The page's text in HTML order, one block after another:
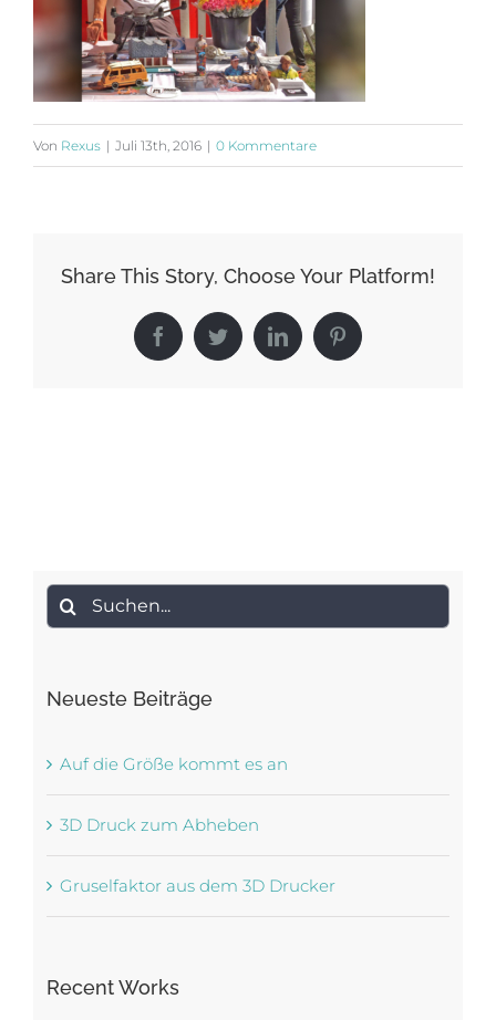
Von Rexus | Juli 13th, 2016 | 0 Kommentare
Share This Story, Choose Your Platform!
FacebookTwitterLinkedInPinterest
Suche
Neueste Beiträge
Auf die Größe kommt es an
3D Druck zum Abheben
Gruselfaktor aus dem 3D Drucker
Recent Works